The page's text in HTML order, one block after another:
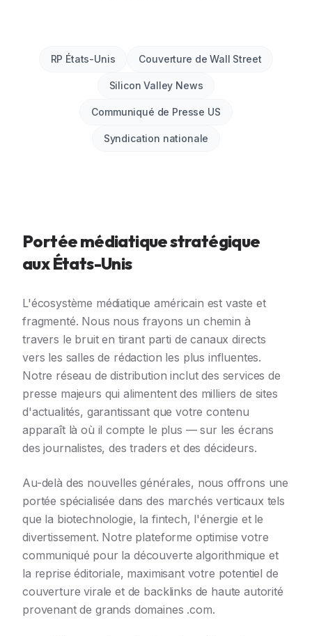
RP États-Unis Couverture de Wall Street
Silicon Valley News
Communiqué de Presse US
Syndication nationale
Portée médiatique stratégique
aux États-Unis
L'écosystème médiatique américain est vaste et
fragmenté. Nous nous frayons un chemin à
travers le bruit en tirant parti de canaux directs
vers les salles de rédaction les plus influentes.
Notre réseau de distribution inclut des services de
presse majeurs qui alimentent des milliers de sites
d'actualités, garantissant que votre contenu
apparaît là où il compte le plus — sur les écrans
des journalistes, des traders et des décideurs.
Au-delà des nouvelles générales, nous offrons une
portée spécialisée dans des marchés verticaux tels
que la biotechnologie, la fintech, l'énergie et le
divertissement. Notre plateforme optimise votre
communiqué pour la découverte algorithmique et
la reprise éditoriale, maximisant votre potentiel de
couverture virale et de backlinks de haute autorité
provenant de grands domaines .com.